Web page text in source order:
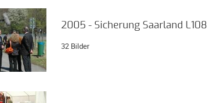
2005 - Sicherung Saarland L108
32 Bilder